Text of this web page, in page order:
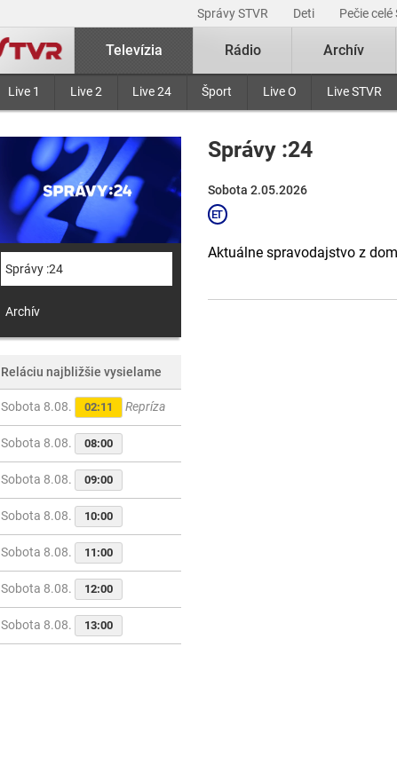
Správy STVR Deti Pečie
Televízia
Live 1 Live 2 Live 24 Šport Live O Live STVR
Rádio Archív
Správy :24
Archív
Reláciu najbližšie vysielame
Sobota 8.08. 02:11 Repríza
Sobota 8.08. 08:00
Sobota 8.08. 09:00
Sobota 8.08. 10:00
Sobota 8.08. 11:00
Sobota 8.08. 12:00
Sobota 8.08. 13:00
Správy :24
Sobota 2.05.2026
Aktuálne spravodajstvo z